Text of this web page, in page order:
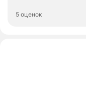
5 оценок